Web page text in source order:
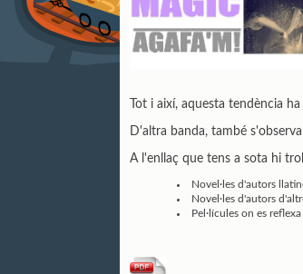
Tot i així, aquesta tendència
D'altra banda, també
A l'enllaç que tens a sota hi
Novel·les d'autors
Novel·les d'autors
Pel·lícules on es